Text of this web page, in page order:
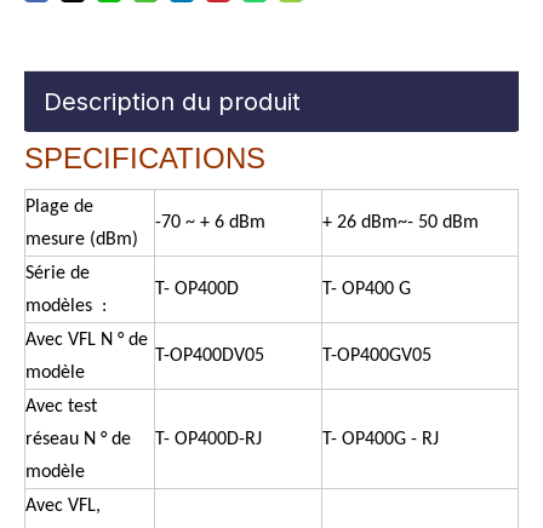
Description du produit
SPECIFICATIONS
Plage de
mesure (dBm)
-70 ~ + 6 dBm + 26 dBm~- 50 dBm
Série de
modèles :
T- OP400D T- OP400 G
Avec VFL N ° de
modèle
T-OP400DV05 T-OP400GV05
Avec test
réseau N ° de
modèle
T- OP400D-RJ T- OP400G - RJ
Avec VFL,